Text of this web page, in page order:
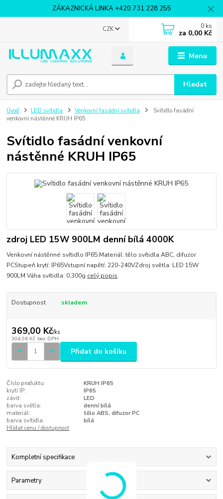
ZÁKAZNICKÁ LINKA +420 731 228 255
Menu
CZK
Hledat
0 ks
za 0,00 Kč
Úvod LED svítidla Venkovní fasádní svítidla
Svítidlo fasádní
venkovní nástěnné KRUH IP65
Svítidlo fasádní venkovní
nástěnné KRUH IP65
zdroj LED 15W 900LM denní bílá 4000K
Venkovní nástěnné svítidlo IP65.Materiál: tělo svítidla ABC, difuzor
PCStupeň krytí: IP65Vstupní napětí: 220-240VZdroj světla: LED 15W
900LM Váha svítidla: 0,300g celý popis
Dostupnost skladem
369,00 Kč/ks
304,96 Kč bez DPH
Přidat do košíku
Číslo produktu:
KRUH IP65
krytí IP:
IP65
závit:
LED
barva světla:
denní bílá
materiál:
tělo ABS, difuzor PC
barva svítidla:
bílá
Hlídat cenu / dostupnost
Kompletní specifikace
Parametry